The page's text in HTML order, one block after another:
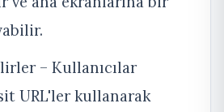
– Kullanıcılar
URL'ler kullanarak